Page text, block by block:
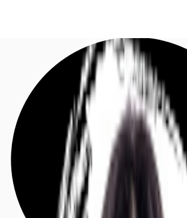
Investieren
Marktinformationen
Mehrwert
Coworking
Ihre Ansprechpartner
Favoriten
Jetzt anrufen Kontaktieren Sie uns